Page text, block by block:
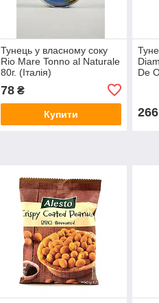
Тунець у власному соку
Rio Mare Tonno al Naturale
80г. (Італія)
78₴
Купити
De
266